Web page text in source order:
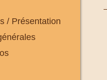
/ Présentation